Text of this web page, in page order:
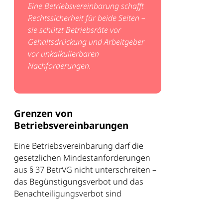
Eine Betriebsvereinbarung schafft
Rechtssicherheit für beide Seiten –
sie schützt Betriebsräte vor
Gehaltsdrückung und Arbeitgeber
vor unkalkulierbaren
Nachforderungen.
Grenzen von
Betriebsvereinbarungen
Eine Betriebsvereinbarung darf die
gesetzlichen Mindestanforderungen
aus § 37 BetrVG nicht unterschreiten –
das Begünstigungsverbot und das
Benachteiligungsverbot sind